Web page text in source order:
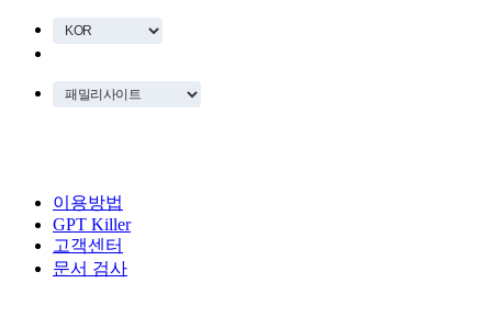
이용방법
GPT Killer
고객센터
문서 검사